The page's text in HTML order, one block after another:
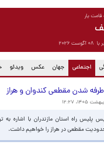
یار
اجتماعی
(current) جهان عکس ویدئو
شدن مقطعی کندوان و هراز
پلیس راه استان مازندران با اشاره
مقطعی در هراز را خواهیم داشت.